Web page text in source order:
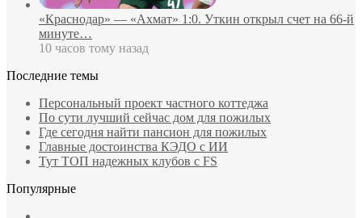
«Краснодар» — «Ахмат» 1:0. Уткин открыл счет на 66‑й
минуте…
10 часов тому назад
Последние темы
Персональный проект частного коттеджа
По сути лучший сейчас дом для пожилых
Где сегодня найти пансион для пожилых
Главные достоинства КЭДО с ИИ
Тут ТОП надежных клубов с FS
Популярные